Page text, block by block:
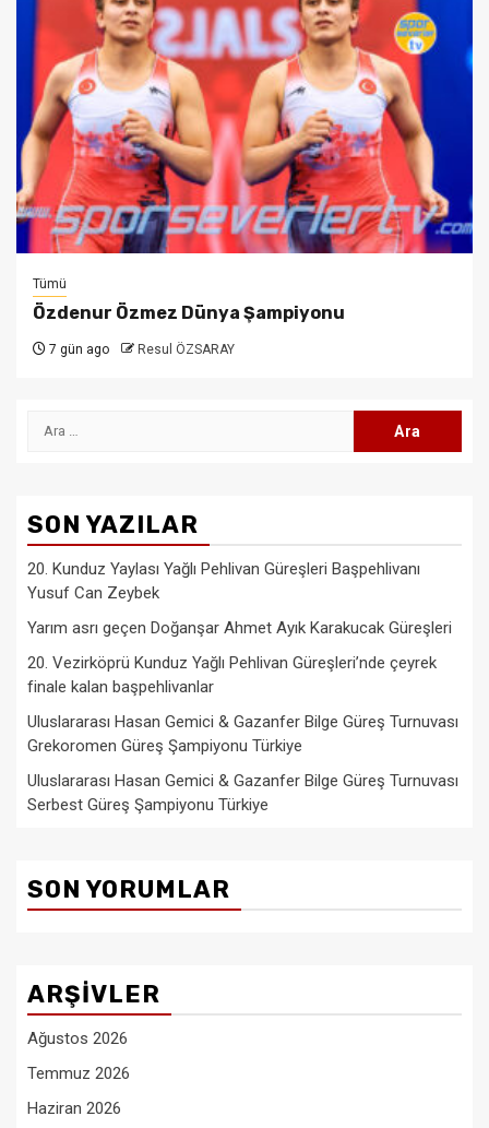
Tümü
Özdenur Özmez Dünya Şampiyonu
7 gün ago Resul ÖZSARAY
Arama:
SON YAZILAR
20. Kunduz Yaylası Yağlı Pehlivan Güreşleri Başpehlivanı
Yusuf Can Zeybek
Yarım asrı geçen Doğanşar Ahmet Ayık Karakucak Güreşleri
20. Vezirköprü Kunduz Yağlı Pehlivan Güreşleri’nde çeyrek
finale kalan başpehlivanlar
Uluslararası Hasan Gemici & Gazanfer Bilge Güreş Turnuvası
Grekoromen Güreş Şampiyonu Türkiye
Uluslararası Hasan Gemici & Gazanfer Bilge Güreş Turnuvası
Serbest Güreş Şampiyonu Türkiye
SON YORUMLAR
ARŞIVLER
Ağustos 2026
Temmuz 2026
Haziran 2026